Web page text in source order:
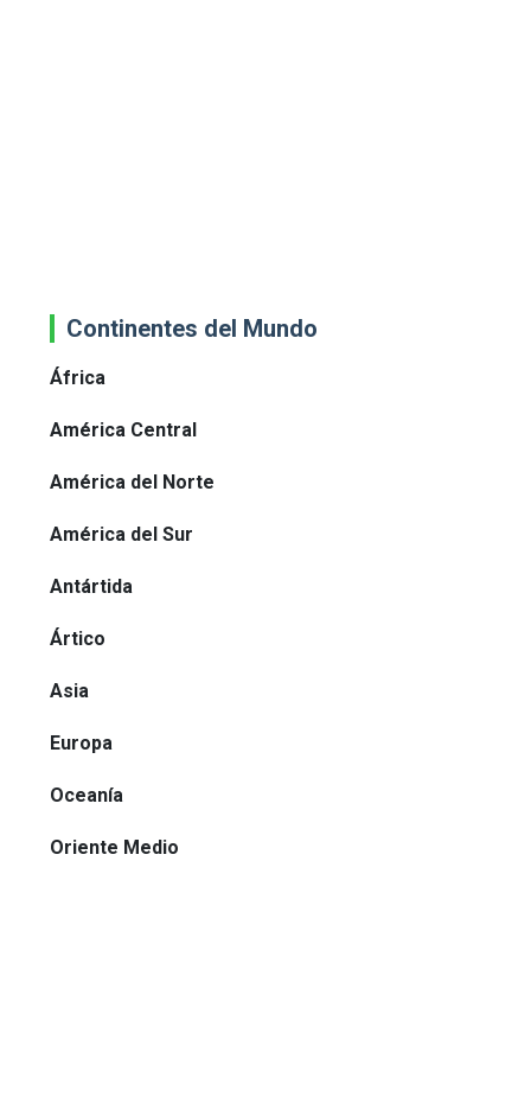
Continentes del Mundo
África
América Central
América del Norte
América del Sur
Antártida
Ártico
Asia
Europa
Oceanía
Oriente Medio